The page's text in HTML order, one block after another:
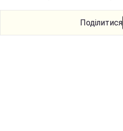
Поділитися